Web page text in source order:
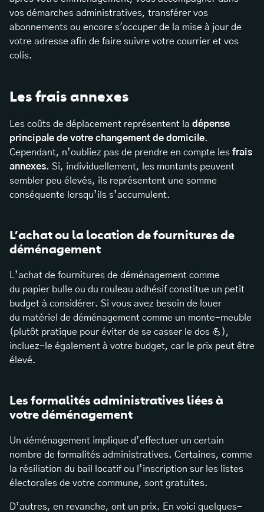
vos démarches administratives, transférer vos
abonnements ou encore s'occuper de la mise à jour de
votre adresse afin de faire suivre votre courrier et vos
colis.
Les frais annexes
Les coûts de déplacement représentent la dépense
principale de votre changement de domicile.
Cependant, n’oubliez pas de prendre en compte les frais
annexes. Si, individuellement, les montants peuvent
sembler peu élevés, ils représentent une somme
conséquente lorsqu’ils s’accumulent.
L’achat ou la location de fournitures de
déménagement
L’achat de fournitures de déménagement comme
du papier bulle ou du rouleau adhésif constitue un petit
budget à considérer. Si vous avez besoin de louer
du matériel de déménagement comme un monte-meuble
(plutôt pratique pour éviter de se casser le dos 💪),
incluez-le également à votre budget, car le prix peut être
élevé.
Les formalités administratives liées à
votre déménagement
Un déménagement implique d’effectuer un certain
nombre de formalités administratives. Certaines, comme
la résiliation du bail locatif ou l’inscription sur les listes
électorales de votre commune, sont gratuites.
D’autres, en revanche, ont un prix. En voici quelques-